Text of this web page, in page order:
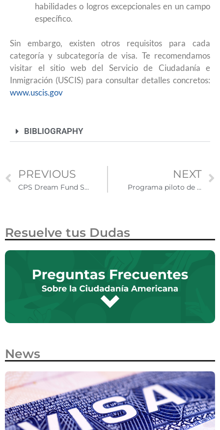
habilidades o logros excepcionales en un campo
específico.
Sin embargo, existen otros requisitos para cada
categoría y subcategoría de visa. Te recomendamos
visitar el sitio web del Servicio de Ciudadanía e
Inmigración (USCIS) para consultar detalles concretos:
www.uscis.gov
BIBLIOGRAPHY
PREVIOUS
CPS Dream Fund Scholarship brinda de 1000 a 2500 dólares a Dreamers de Chicago
NEXT
Programa piloto de renovación de visas H-1B no incluirá visas dependientes H-4
Resuelve tus Dudas
News